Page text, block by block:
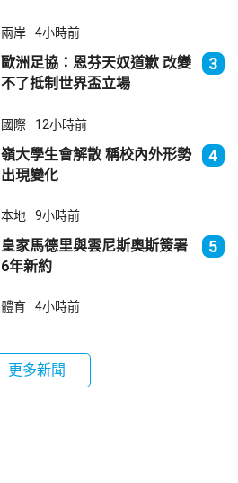
兩岸 4小時前
歐洲足協：恩芬天奴道歉 改變
不了抵制世界盃立場
3
國際 12小時前
嶺大學生會解散 稱校內外形勢
出現變化
4
本地 9小時前
皇家馬德里與雲尼斯奧斯簽署
6年新約
5
體育 4小時前
更多新聞